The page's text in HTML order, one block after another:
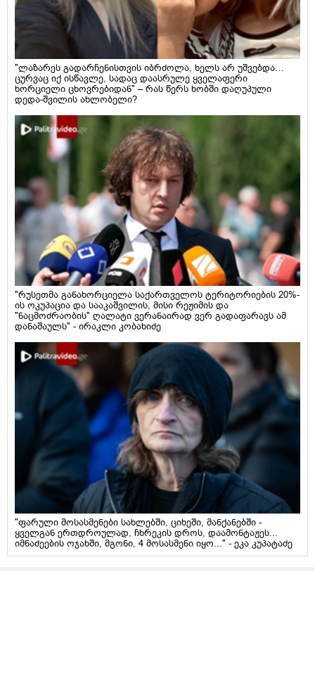
"ლაზარეს გადარჩენისთვის იბრძოლა, ხელს არ უშვებდა…
ცურვაც იქ ისწავლე, სადაც დაასრულე ყველაფერი
ხორციელი ცხოვრებიდან" – რას წერს ხობში დაღუპული
დედა-შვილის ახლობელი?
"რუსეთმა განახორციელა საქართველოს ტერიტორიების 20%-
ის ოკუპაცია და სააკაშვილის, მისი რეჟიმის და
"ნაცმოძრაობის" ღალატი ვერანაირად ვერ გადაფარავს ამ
დანაშაულს" - ირაკლი კობახიძე
"ფარული მოსასმენები სახლებში, ციხეში, მანქანებში -
ყველგან ერთდროულად, ჩხრეკის დროს, დაამონტაჟეს...
იმნაძეების ოჯახში, მგონი, 4 მოსასმენი იყო..." - ეკა კუპატაძე